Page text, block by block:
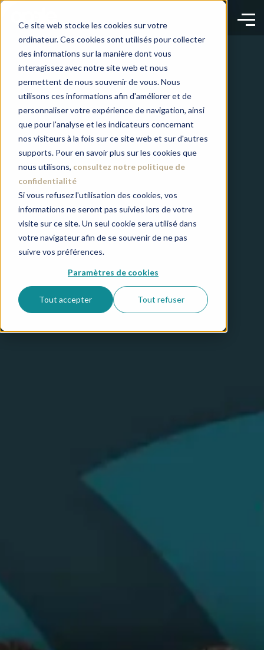
Ce site web stocke les cookies sur votre
ordinateur. Ces cookies sont utilisés pour collecter
des informations sur la manière dont vous
interagissez avec notre site web et nous
permettent de nous souvenir de vous. Nous
utilisons ces informations afin d'améliorer et de
personnaliser votre expérience de navigation, ainsi
que pour l'analyse et les indicateurs concernant
nos visiteurs à la fois sur ce site web et sur d'autres
supports. Pour en savoir plus sur les cookies que
nous utilisons, consultez notre politique de
confidentialité
Si vous refusez l'utilisation des cookies, vos
informations ne seront pas suivies lors de votre
visite sur ce site. Un seul cookie sera utilisé dans
votre navigateur afin de se souvenir de ne pas
suivre vos préférences.
Paramètres de cookies
Tout accepter Tout refuser